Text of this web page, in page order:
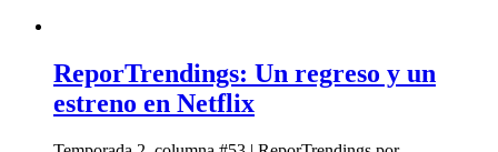
ReporTrendings: Un regreso y un
estreno en Netflix